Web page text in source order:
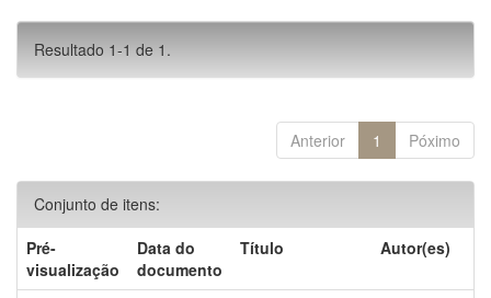
Resultado 1-1 de 1.
Anterior 1 Póximo
Conjunto de itens:
Pré-
visualização
Data do
documento
Título Autor(es)